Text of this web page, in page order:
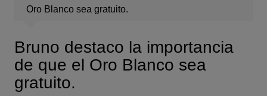
Oro Blanco sea gratuito.
Bruno destaco la importancia
de que el Oro Blanco sea
gratuito.